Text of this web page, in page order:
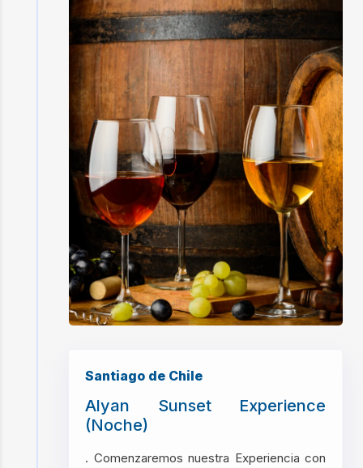
Santiago de Chile
Alyan Sunset Experience
(Noche)
. Comenzaremos nuestra Experiencia con